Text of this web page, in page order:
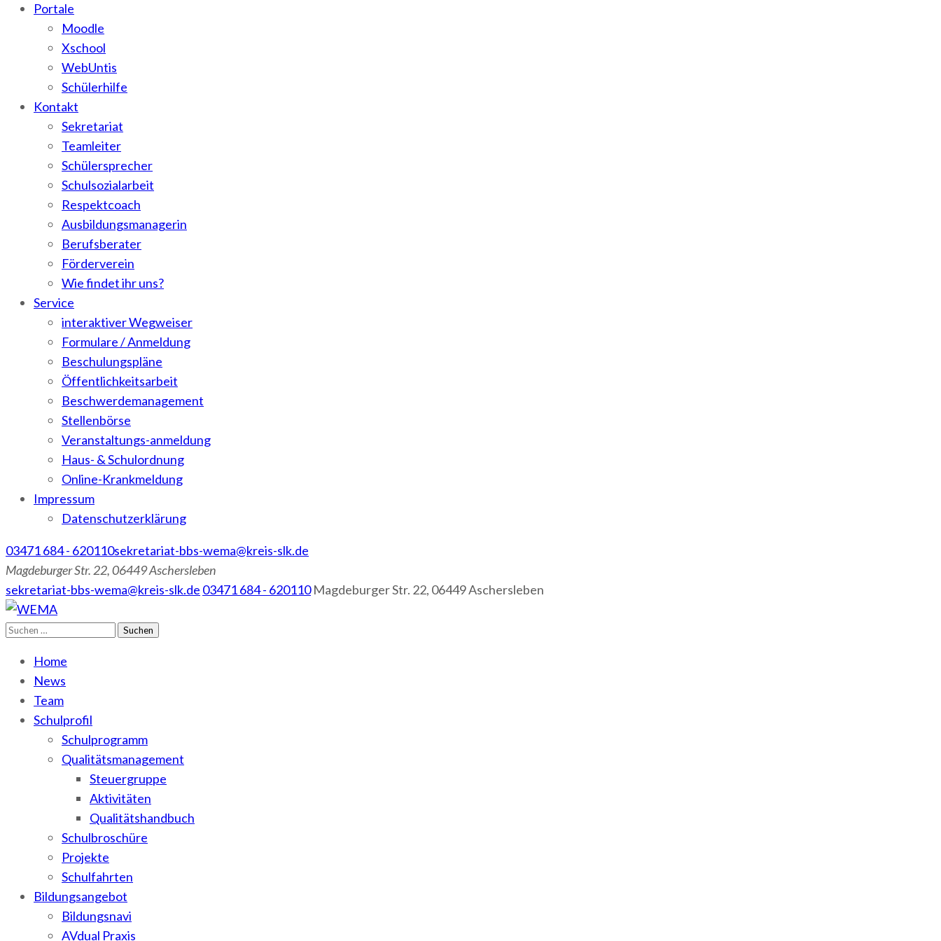
Portale
Moodle
Xschool
WebUntis
Schülerhilfe
Kontakt
Sekretariat
Teamleiter
Schülersprecher
Schulsozialarbeit
Respektcoach
Ausbildungsmanagerin
Berufsberater
Förderverein
Wie findet ihr uns?
Service
interaktiver Wegweiser
Formulare / Anmeldung
Beschulungspläne
Öffentlichkeitsarbeit
Beschwerdemanagement
Stellenbörse
Veranstaltungs-anmeldung
Haus- & Schulordnung
Online-Krankmeldung
Impressum
Datenschutzerklärung
03471 684 - 620110sekretariat-bbs-wema@kreis-slk.de
Magdeburger Str. 22, 06449 Aschersleben
sekretariat-bbs-wema@kreis-slk.de 03471 684 - 620110 Magdeburger Str. 22, 06449 Aschersleben
WEMA
BbS I des Salzlandkreises
Suchen
Home
News
Team
Schulprofil
Schulprogramm
Qualitätsmanagement
Steuergruppe
Aktivitäten
Qualitätshandbuch
Schulbroschüre
Projekte
Schulfahrten
Bildungsangebot
Bildungsnavi
AVdual Praxis